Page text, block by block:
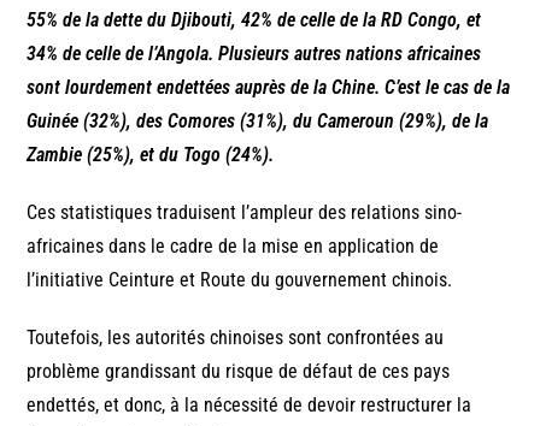
55% de la dette du Djibouti, 42% de celle de la RD Congo, et
34% de celle de l’Angola. Plusieurs autres nations africaines
sont lourdement endettées auprès de la Chine. C’est le cas de la
Guinée (32%), des Comores (31%), du Cameroun (29%), de la
Zambie (25%), et du Togo (24%).
Ces statistiques traduisent l’ampleur des relations sino-
africaines dans le cadre de la mise en application de
l’initiative Ceinture et Route du gouvernement chinois.
Toutefois, les autorités chinoises sont confrontées au
problème grandissant du risque de défaut de ces pays
endettés, et donc, à la nécessité de devoir restructurer la